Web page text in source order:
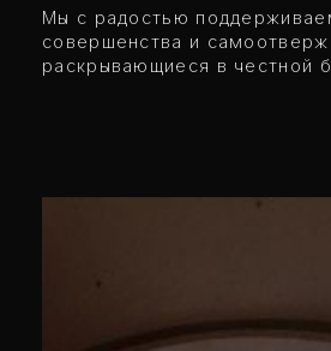
Мы с радостью
совершенства и
раскрывающиеся в честной